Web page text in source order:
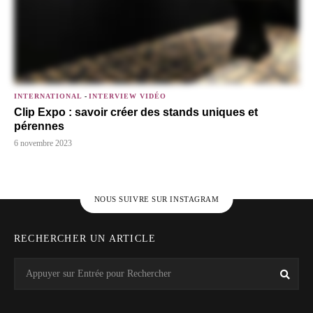
INTERNATIONAL - INTERVIEW VIDÉO
Clip Expo : savoir créer des stands uniques et
pérennes
6 novembre 2023
NOUS SUIVRE SUR INSTAGRAM
RECHERCHER UN ARTICLE
for: